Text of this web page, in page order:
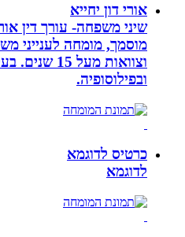
אורי דון יחייא
שיני משפחה- עורך דין אורי
מוסמך, מומחה לענייני משפחה,
וצוואות מעל 15
ובפילוסופיה.
כרטיס לדוגמא
לדוגמא